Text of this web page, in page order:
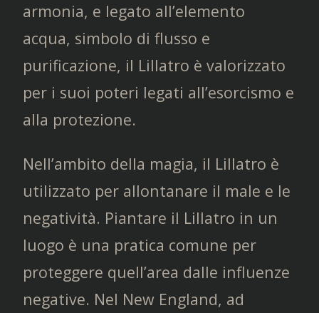
armonia, e legato all’elemento
acqua, simbolo di flusso e
purificazione, il Lillatro è valorizzato
per i suoi poteri legati all’esorcismo e
alla protezione.
Nell’ambito della magia, il Lillatro è
utilizzato per allontanare il male e le
negatività. Piantare il Lillatro in un
luogo è una pratica comune per
proteggere quell’area dalle influenze
negative. Nel New England, ad